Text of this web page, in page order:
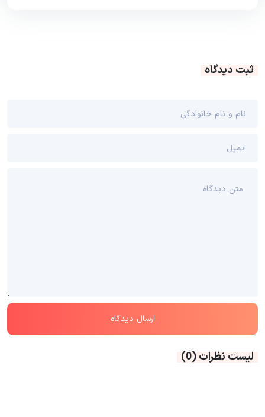
ثبت دیدگاه
لیست نظرات(0)